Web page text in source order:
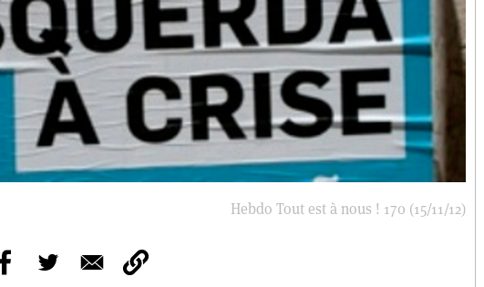
Hebdo Tout est à nous ! 170 (15/11/12)